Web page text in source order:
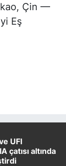
Çin —
Eş
UFI
çatısı altında